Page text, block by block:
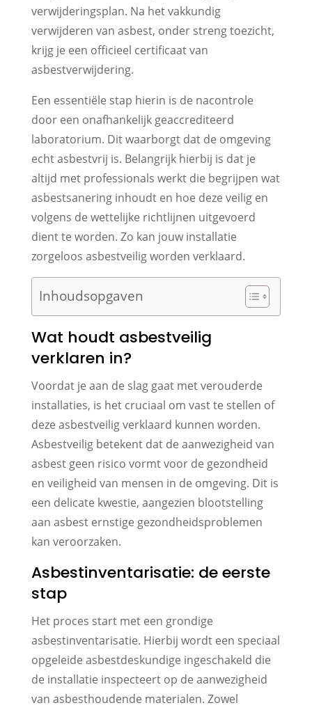
verwijderingsplan. Na het vakkundig
verwijderen van asbest, onder streng toezicht,
krijg je een officieel certificaat van
asbestverwijdering.
Een essentiële stap hierin is de nacontrole
door een onafhankelijk geaccrediteerd
laboratorium. Dit waarborgt dat de omgeving
echt asbestvrij is. Belangrijk hierbij is dat je
altijd met professionals werkt die begrijpen wat
asbestsanering inhoudt en hoe deze veilig en
volgens de wettelijke richtlijnen uitgevoerd
dient te worden. Zo kan jouw installatie
zorgeloos asbestveilig worden verklaard.
Inhoudsopgaven
Wat houdt asbestveilig
verklaren in?
Voordat je aan de slag gaat met verouderde
installaties, is het cruciaal om vast te stellen of
deze asbestveilig verklaard kunnen worden.
Asbestveilig betekent dat de aanwezigheid van
asbest geen risico vormt voor de gezondheid
en veiligheid van mensen in de omgeving. Dit is
een delicate kwestie, aangezien blootstelling
aan asbest ernstige gezondheidsproblemen
kan veroorzaken.
Asbestinventarisatie: de eerste
stap
Het proces start met een grondige
asbestinventarisatie. Hierbij wordt een speciaal
opgeleide asbestdeskundige ingeschakeld die
de installatie inspecteert op de aanwezigheid
van asbesthoudende materialen. Zowel